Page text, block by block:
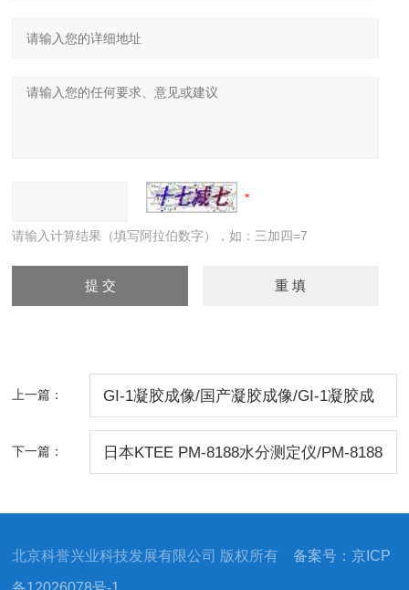
请输入计算结果（填写阿拉伯数字），如：三加四=7
上一篇： GI-1凝胶成像/国产凝胶成像/GI-1凝胶成
下一篇： 日本KTEE PM-8188水分测定仪/PM-8188
北京科誉兴业科技发展有限公司 版权所有备案号：京ICP